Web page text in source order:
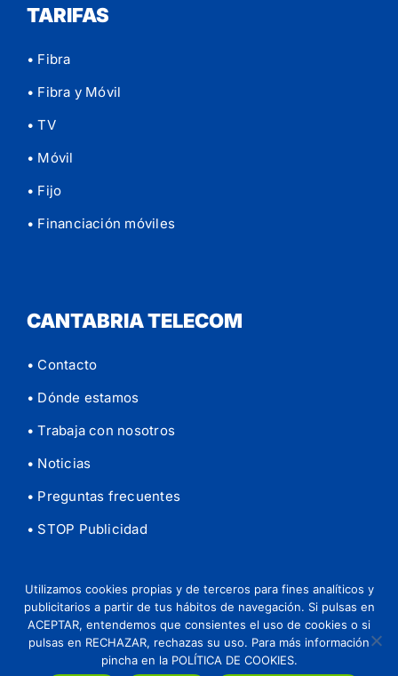
TARIFAS
• Fibra
• Fibra y Móvil
• TV
• Móvil
• Fijo
• Financiación móviles
CANTABRIA TELECOM
• Contacto
• Dónde estamos
• Trabaja con nosotros
• Noticias
• Preguntas frecuentes
• STOP Publicidad
© 2026 Cantabria Telecom | Aviso legal
Política de
privacidad | Política de Cookies
Instagram
TiktokFacebookYouTubeLinkedIn
Utilizamos cookies propias y de terceros para fines analíticos y
publicitarios a partir de tus hábitos de navegación. Si pulsas en
ACEPTAR, entendemos que consientes el uso de cookies o si
pulsas en RECHAZAR, rechazas su uso. Para más información
pincha en la POLÍTICA DE COOKIES.